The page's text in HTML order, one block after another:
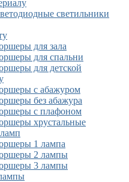
светильники
для зала
для спальни
для детской
с абажуром
без абажура
с плафоном
хрустальные
1 лампа
2 лампы
3 лампы